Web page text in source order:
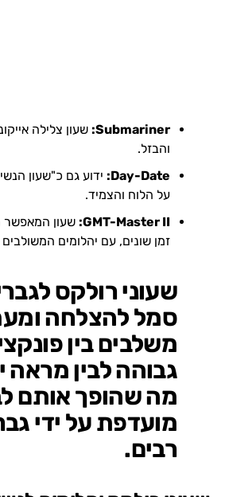
Submariner: שעון צלילה
והבזל.
Day-Date: ידוע גם כ"שעון
על הלוח והצמיד.
GMT-Master II: שעון המאפשר
זמן שונים, עם יהלומים המשולבים
שעוני רולקס
סמל להצלחה
משלבים בין
גבוהה לבין מראה
מה שהופך אותם
מועדפת על ידי
רבים.